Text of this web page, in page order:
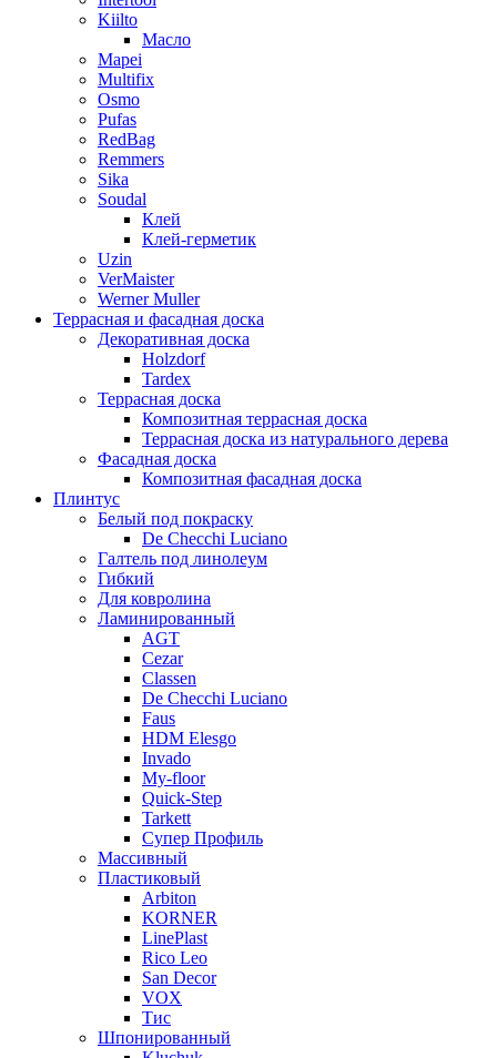
Kiilto
Масло
Mapei
Multifix
Osmo
Pufas
RedBag
Remmers
Sika
Soudal
Клей
Клей-герметик
Uzin
VerMaister
Werner Muller
Террасная и фасадная доска
Декоративная доска
Holzdorf
Tardex
Террасная доска
Композитная террасная доска
Террасная доска из натурального дерева
Фасадная доска
Композитная фасадная доска
Плинтус
Белый под покраску
De Checchi Luciano
Галтель под линолеум
Гибкий
Для ковролина
Ламинированный
AGT
Cezar
Classen
De Checchi Luciano
Faus
HDM Elesgo
Invado
My-floor
Quick-Step
Tarkett
Супер Профиль
Массивный
Пластиковый
Arbiton
KORNER
LinePlast
Rico Leo
San Decor
VOX
Тис
Шпонированный